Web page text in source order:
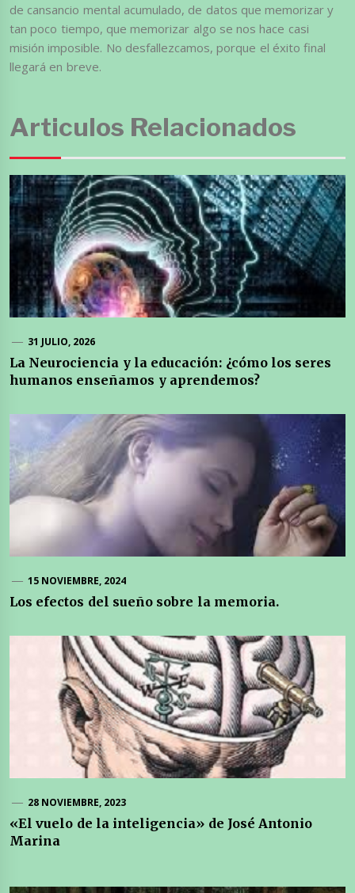
de cansancio mental acumulado, de datos que memorizar y
tan poco tiempo, que memorizar algo se nos hace casi
misión imposible. No desfallezcamos, porque el éxito final
llegará en breve.
Articulos Relacionados
31 JULIO, 2026
La Neurociencia y la educación: ¿cómo los seres
humanos enseñamos y aprendemos?
15 NOVIEMBRE, 2024
Los efectos del sueño sobre la memoria.
28 NOVIEMBRE, 2023
«El vuelo de la inteligencia» de José Antonio
Marina
Navegación